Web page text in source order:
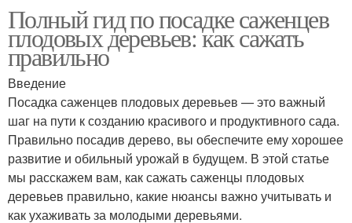
Полный гид по посадке саженцев
плодовых деревьев: как сажать
правильно
Введение
Посадка саженцев плодовых деревьев — это важный
шаг на пути к созданию красивого и продуктивного сада.
Правильно посадив дерево, вы обеспечите ему хорошее
развитие и обильный урожай в будущем. В этой статье
мы расскажем вам, как сажать саженцы плодовых
деревьев правильно, какие нюансы важно учитывать и
как ухаживать за молодыми деревьями.